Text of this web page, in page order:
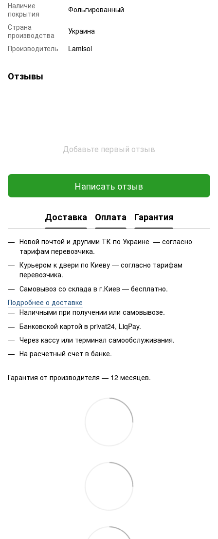
Наличие
покрытия
Фольгированный
Страна
производства
Украина
Производитель
Lamisol
Отзывы
Добавьте первый отзыв
Написать отзыв
Доставка Оплата Гарантия
Новой почтой и другими ТК по Украине — согласно
тарифам перевозчика.
Курьером к двери по Киеву — согласно тарифам
перевозчика.
Самовывоз со склада в г.Киев — бесплатно.
Подробнее о доставке
Наличными при получении или самовывозе.
Банковской картой в privat24, LiqPay.
Через кассу или терминал самообслуживания.
На расчетный счет в банке.
Гарантия от производителя — 12 месяцев.